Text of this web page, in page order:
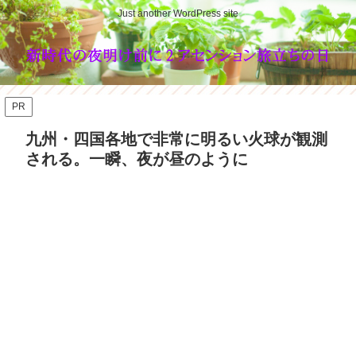
Just another WordPress site
PR
九州・四国各地で非常に明るい火球が観測
される。一瞬、夜が昼のように